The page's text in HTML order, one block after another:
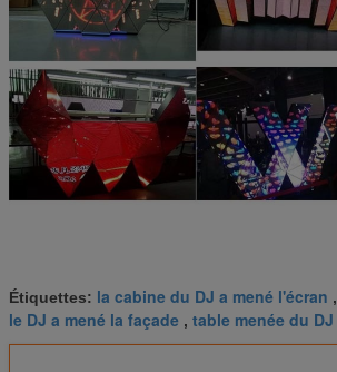
Étiquettes: la cabine du DJ a mené l'écran ,
le DJ a mené la façade , table menée du DJ